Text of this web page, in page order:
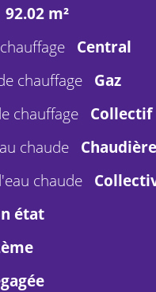
92.02 m²
Central
chauffage Gaz
chauffage Collectif
chaude Chaudière
chaude
état